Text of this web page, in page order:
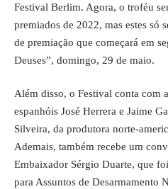
Festival Berlim. Agora, o troféu
premiados de 2022, mas estes só
de premiação que começará em
Deuses”, domingo, 29 de maio.
Além disso, o Festival conta com
espanhóis José Herrera e Jaime
Silveira, da produtora norte-
Ademais, também recebe um
Embaixador Sérgio Duarte, que
para Assuntos de Desarmamento